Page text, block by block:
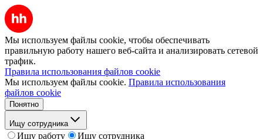
Мы используем файлы cookie, чтобы обеспечивать
правильную работу нашего веб-сайта и анализировать сетевой
трафик.
Правила использования файлов cookie
Мы используем файлы cookie. Правила использования
файлов cookie
Понятно
Ищу сотрудника
Ищу работу
Ищу сотрудника